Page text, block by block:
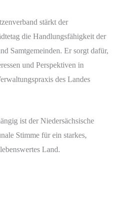
stärkt der
die Handlungsfähigkeit der
Samtgemeinden. Er sorgt dafür,
und Perspektiven in
des Landes
ist der Niedersächsische
Stimme für ein starkes,
Land.